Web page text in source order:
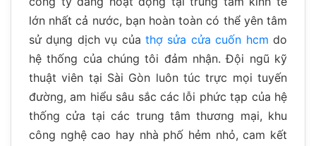
lớn nhất cả nước, bạn hoàn toàn có thể yên tâm
sử dụng dịch vụ của thợ sửa cửa cuốn hcm do
hệ thống của chúng tôi đảm nhận. Đội ngũ kỹ
thuật viên tại Sài Gòn luôn túc trực mọi tuyến
đường, am hiểu sâu sắc các lỗi phức tạp của hệ
thống cửa tại các trung tâm thương mại, khu
công nghệ cao hay nhà phố hẻm nhỏ, cam kết